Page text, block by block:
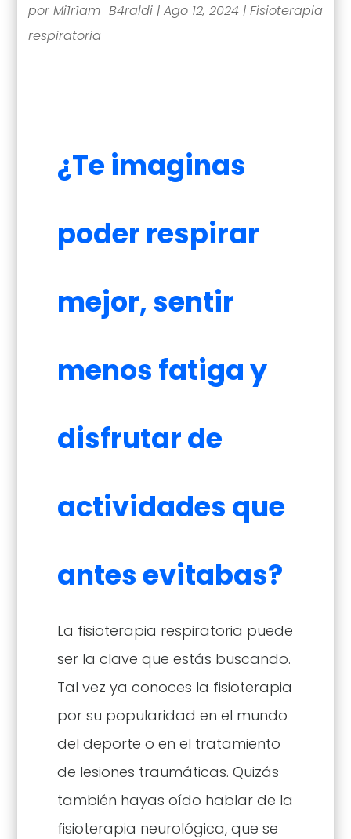
por Mi1r1am_B4raldi| Ago 12, 2024| Fisioterapia
respiratoria
¿Te imaginas
poder respirar
mejor, sentir
menos fatiga y
disfrutar de
actividades que
antes evitabas?
La fisioterapia respiratoria puede
ser la clave que estás buscando.
Tal vez ya conoces la fisioterapia
por su popularidad en el mundo
del deporte o en el tratamiento
de lesiones traumáticas. Quizás
también hayas oído hablar de la
fisioterapia neurológica, que se